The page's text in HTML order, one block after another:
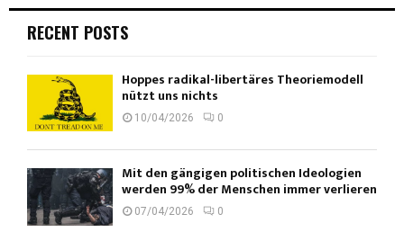
Beiträge
RECENT POSTS
Hoppes radikal-libertäres Theoriemodell
nützt uns nichts
10/04/2026 0
Mit den gängigen politischen Ideologien
werden 99% der Menschen immer verlieren
07/04/2026 0